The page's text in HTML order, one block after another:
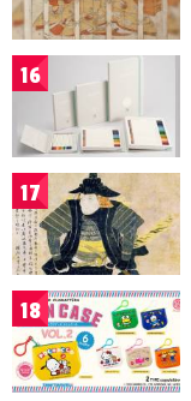
16
17
18